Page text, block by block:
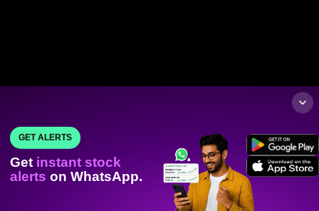
GET ALERTS
Get instant stock
alerts on WhatsApp.